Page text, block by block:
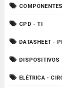
COMPONENTES
CPD - TI
DATASHEET -
DISPOSITIVOS
ELÉTRICA -